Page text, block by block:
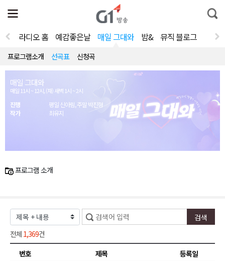
전
체
뉴
열
통
합
라디오 홈 예감좋은날 매일 그대와 밤& 뮤직 블로그
프로그램소개 선곡표 신청곡
매일 그대와
매일 11시 ~ 12시, (재) 새벽 1시 ~ 2시
진행
평일 신아림, 주말 박진형
작가
최유지
프로그램 소개
전체 1,369건
번호
제목
등록일